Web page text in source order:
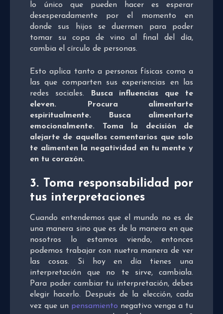
lo único que pueden hacer es esperar
desesperadamente por el momento en
donde sus hijos se duermen para poder
tomar su copa de vino al final del día,
cambia el círculo de personas.
Esto aplica tanto a personas físicas como a
las que comparten sus experiencias en las
redes sociales.
Busca influencias que te
eleven. Procura alimentarte
espiritualmente. Busca alimentarte
emocionalmente. Toma la decisión de
alejarte de aquellos comentarios que solo
te alimenten la negatividad en tu mente y
en tu corazón.
3. Toma responsabilidad por
tus interpretaciones
Cuando entendemos que el mundo no es de
una manera sino que es de la manera en que
nosotros lo estamos viendo, entonces
podemos trabajar con nuetra manera de ver
las cosas. Si hoy en día tienes una
interpretación que no te sirve, cambiala.
Para poder cambiar tu interpretación, debes
elegir hacerlo. Después de la elección, cada
vez que un pensamiento negativo venga a tu